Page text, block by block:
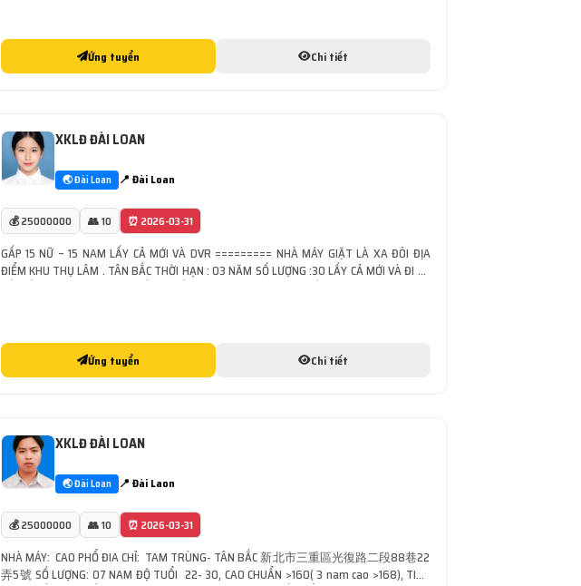
Ứng tuyển Chi tiết
XKLĐ ĐÀI LOAN
🌏 Đài Loan 📍 Đài Loan
💰 25000000 👥 10 ⏰ 2026-03-31
GẤP 15 NỮ – 15 NAM LẤY CẢ MỚI VÀ DVR ========= NHÀ MÁY GIẶT LÀ XA ĐÔI ĐỊA
ĐIỂM KHU THỤ LÂM . TÂN BẮC THỜI HẠN : 03 NĂM SỐ LƯỢNG :30 LẤY CẢ MỚI VÀ ĐI VỀ
Ứng tuyển Chi tiết
XKLĐ ĐÀI LOAN
🌏 Đài Loan 📍 Đài Laon
💰 25000000 👥 10 ⏰ 2026-03-31
NHÀ MÁY: CAO PHỔ ĐIA CHỈ: TAM TRÙNG- TÂN BẮC 新北市三重區光復路二段88巷22
弄5號 SỐ LƯỢNG: 07 NAM ĐỘ TUỔI 22- 30, CAO CHUẨN >160( 3 nam cao >168), TIẾN